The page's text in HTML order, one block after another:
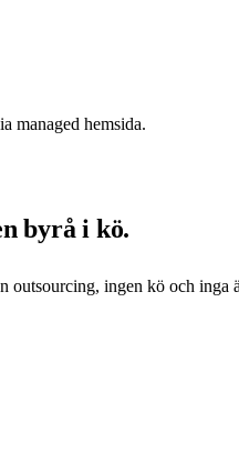
managed hemsida.
byrå i kö.
ingen kö och inga